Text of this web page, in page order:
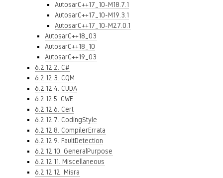
AutosarC++17_10-M18.7.1
AutosarC++17_10-M19.3.1
AutosarC++17_10-M27.0.1
AutosarC++18_03
AutosarC++18_10
AutosarC++19_03
6.2.12.2. C#
6.2.12.3. CQM
6.2.12.4. CUDA
6.2.12.5. CWE
6.2.12.6. Cert
6.2.12.7. CodingStyle
6.2.12.8. CompilerErrata
6.2.12.9. FaultDetection
6.2.12.10. GeneralPurpose
6.2.12.11. Miscellaneous
6.2.12.12. Misra